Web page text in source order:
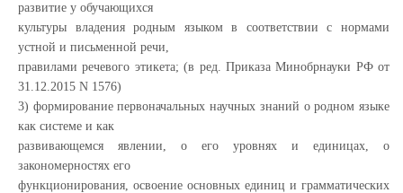
развитие у обучающихся
культуры владения родным языком в соответствии с нормами
устной и письменной речи,
правилами речевого этикета; (в ред. Приказа Минобрнауки РФ от
31.12.2015 N 1576)
3) формирование первоначальных научных знаний о родном языке
как системе и как
развивающемся явлении, о его уровнях и единицах, о
закономерностях его
функционирования, освоение основных единиц и грамматических